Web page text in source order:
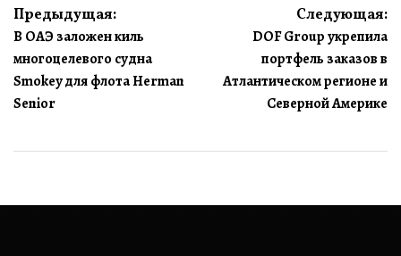
Навигация
по
записям
Предыдущая:
В ОАЭ заложен киль
многоцелевого судна
Smokey для флота Herman
Senior
Следующая:
DOF Group укрепила
портфель заказов в
Атлантическом регионе и
Северной Америке